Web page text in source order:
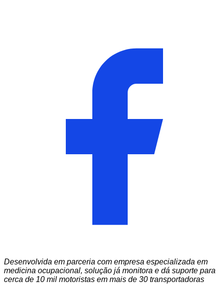
Desenvolvida em parceria com empresa especializada em
medicina ocupacional, solução já monitora e dá suporte para
cerca de 10 mil motoristas em mais de 30 transportadoras